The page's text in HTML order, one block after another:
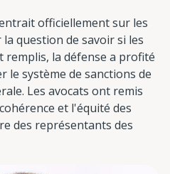
officiellement sur les
question de savoir si les
la défense a profité
le système de sanctions de
Les avocats ont remis
et l'équité des
des représentants des